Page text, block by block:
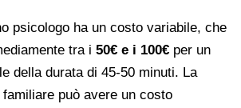
psicologo ha un costo variabile, che
tra i 50€ e i 100€ per un
della durata di 45-50 minuti. La
può avere un costo